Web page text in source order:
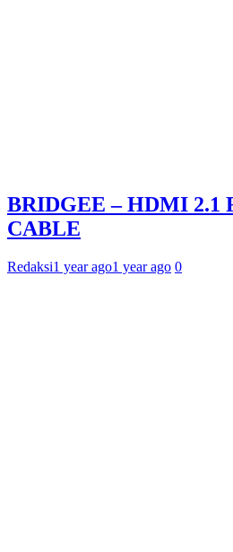
BRIDGEE – HDMI 2.1
CABLE
Redaksi1 year ago1 year ago 0